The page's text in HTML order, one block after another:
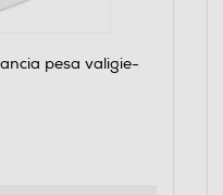
pesa valigie-